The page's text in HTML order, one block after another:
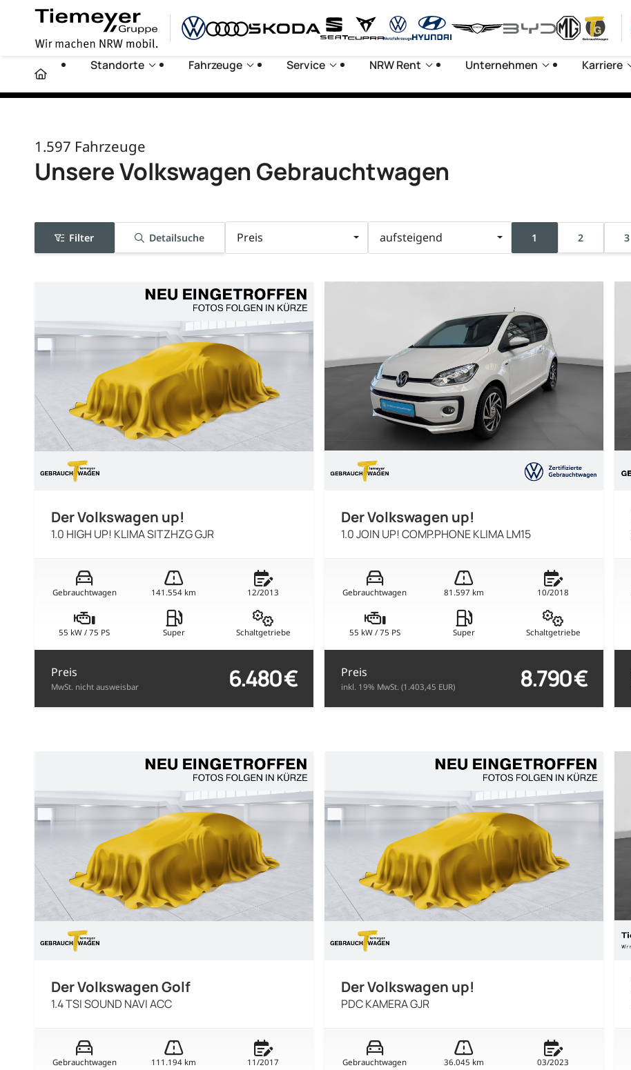
Standorte Fahrzeuge Service NRW Rent Unternehmen Karriere
1.597 Fahrzeuge
Unsere Volkswagen Gebrauchtwagen
Filter Detailsuche Preis aufsteigend 1 2 3
Der Volkswagen up!
1.0 HIGH UP! KLIMA SITZHZG GJR
Gebrauchtwagen 141.554 km 12/2013
55 kW / 75 PS Super Schaltgetriebe
Preis
MwSt. nicht ausweisbar 6.480 €
Der Volkswagen up!
1.0 JOIN UP! COMP.PHONE KLIMA LM15
Gebrauchtwagen 81.597 km 10/2018
55 kW / 75 PS Super Schaltgetriebe
Preis
inkl. 19% MwSt. (1.403,45 EUR) 8.790 €
Der Volkswagen Golf
1.4 TSI SOUND NAVI ACC
Gebrauchtwagen 111.194 km 11/2017
Der Volkswagen up!
PDC KAMERA GJR
Gebrauchtwagen 36.045 km 03/2023